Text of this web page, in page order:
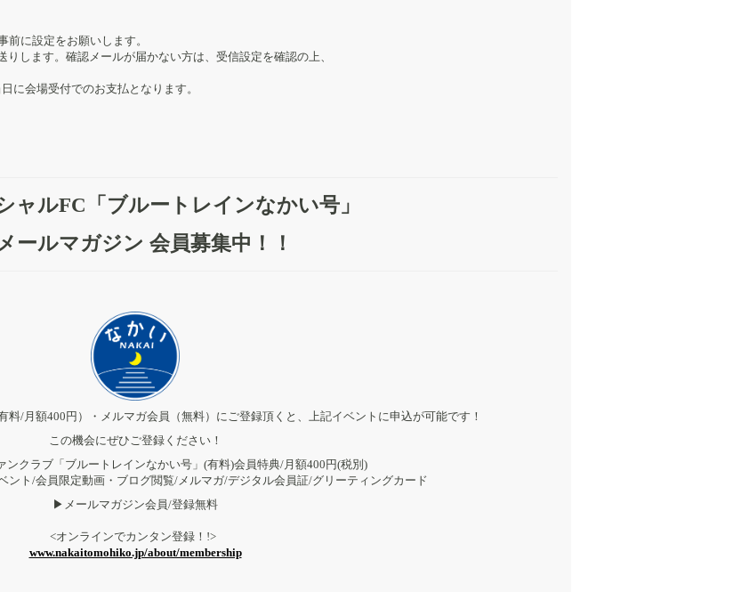
前に設定をお願いします。
します。確認メールが届かない方は、受信設定を確認の上、
に会場受付でのお支払となります。
ャルFC「ブルートレインなかい号」
ールマガジン 会員募集中！！
料/月額400円）・メルマガ会員（無料）にご登録頂くと、上記イベントに申込が可能です！
この機会にぜひご登録ください！
ンクラブ「ブルートレインなかい号」(有料)会員特典/月額400円(税別)
ント/会員限定動画・ブログ閲覧/メルマガ/デジタル会員証/グリーティングカード
▶︎メールマガジン会員/登録無料
<オンラインでカンタン登録！!>
www.nakaitomohiko.jp/about/membership